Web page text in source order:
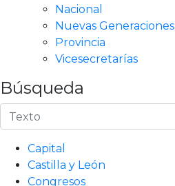
Nacional
Nuevas Generaciones
Provincia
Vicesecretarías
Búsqueda
Capital
Castilla y León
Congresos